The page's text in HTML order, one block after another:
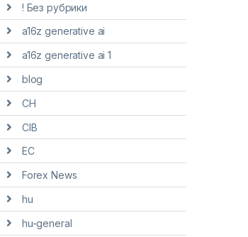
! Без рубрики
a16z generative ai
a16z generative ai 1
blog
CH
CIB
EC
Forex News
hu
hu-general